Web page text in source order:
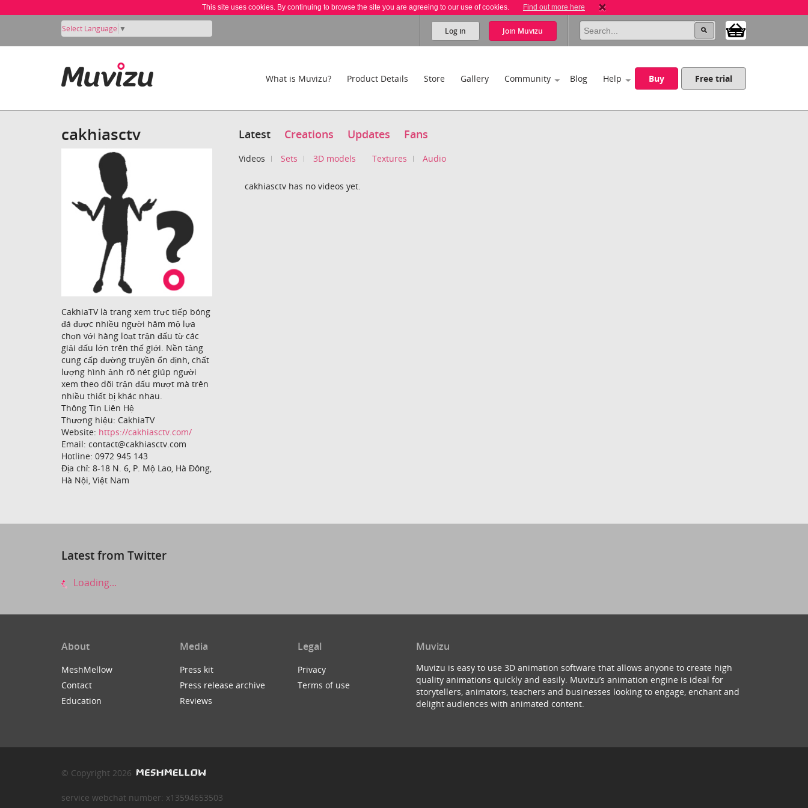
This site uses cookies. By continuing to browse the site you are agreeing to our use of cookies. Find out more here
Select Language ▼ Log in Join Muvizu
What is Muvizu? Product Details Store Gallery Community Blog Help Buy Free trial
cakhiasctv
CakhiaTV là trang xem trực tiếp bóng
đá được nhiều người hâm mộ lựa
chọn với hàng loạt trận đấu từ các
giải đấu lớn trên thế giới. Nền tảng
cung cấp đường truyền ổn định, chất
lượng hình ảnh rõ nét giúp người
xem theo dõi trận đấu mượt mà trên
nhiều thiết bị khác nhau.
Thông Tin Liên Hệ
Thương hiệu: CakhiaTV
Website: https://cakhiasctv.com/
Email: contact@cakhiasctv.com
Hotline: 0972 945 143
Địa chỉ: 8-18 N. 6, P. Mộ Lao, Hà Đông,
Hà Nội, Việt Nam
Latest Creations Updates Fans
Videos Sets 3D models Textures Audio
cakhiasctv has no videos yet.
Latest from Twitter
Loading...
About
MeshMellow
Contact
Education
Media
Press kit
Press release archive
Reviews
Legal
Privacy
Terms of use
Muvizu
Muvizu is easy to use 3D animation software that allows anyone to create high
quality animations quickly and easily. Muvizu’s animation engine is ideal for
storytellers, animators, teachers and businesses looking to engage, enchant and
delight audiences with animated content.
© Copyright 2026
service webchat number: x13594653503